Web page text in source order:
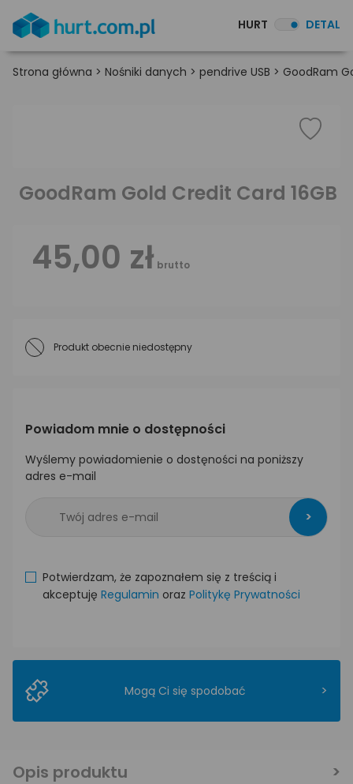
HURT DETAL
Strona główna > Nośniki danych > pendrive USB > GoodRam
GoodRam Gold Credit Card 16GB
45,00 zł brutto
Produkt obecnie niedostępny
Powiadom mnie o dostępności
Wyślemy powiadomienie o dostęności na poniższy
adres e-mail
>
Potwierdzam, że zapoznałem się z treścią i
akceptuję Regulamin oraz Politykę Prywatności
Mogą Ci się spodobać >
Opis produktu